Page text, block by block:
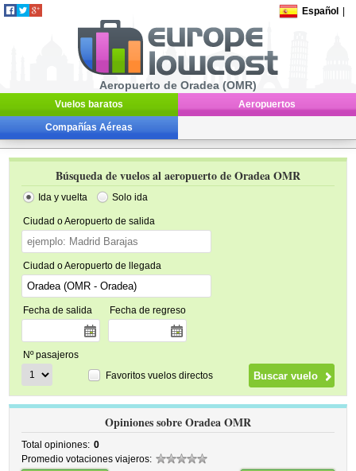
Español
Aeropuerto de Oradea (OMR)
Vuelos baratos Aeropuertos
Compañías Aéreas
Búsqueda de vuelos al aeropuerto de Oradea OMR
Ida y vuelta Solo ida
Ciudad o Aeropuerto de salida
Ciudad o Aeropuerto de llegada
Fecha de salida Fecha de regreso
Nº pasajeros
Favoritos vuelos directos
Opiniones sobre Oradea OMR
Total opiniones: 0
Promedio votaciones viajeros: